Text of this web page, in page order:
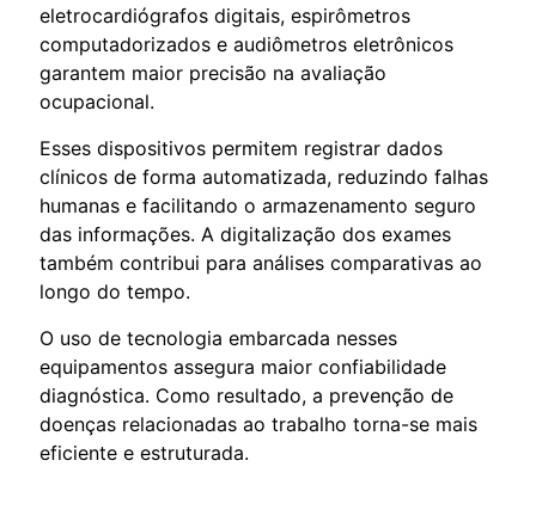
eletrocardiógrafos digitais, espirômetros
computadorizados e audiômetros eletrônicos
garantem maior precisão na avaliação
ocupacional.
Esses dispositivos permitem registrar dados
clínicos de forma automatizada, reduzindo falhas
humanas e facilitando o armazenamento seguro
das informações. A digitalização dos exames
também contribui para análises comparativas ao
longo do tempo.
O uso de tecnologia embarcada nesses
equipamentos assegura maior confiabilidade
diagnóstica. Como resultado, a prevenção de
doenças relacionadas ao trabalho torna-se mais
eficiente e estruturada.